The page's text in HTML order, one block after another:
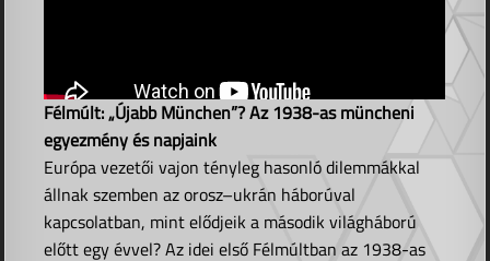
Félmúlt: „Újabb München”? Az 1938-as müncheni
egyezmény és napjaink
Európa vezetői vajon tényleg hasonló dilemmákkal
állnak szemben az orosz–ukrán háborúval
kapcsolatban, mint elődjeik a második világháború
előtt egy évvel? Az idei első Félmúltban az 1938-as